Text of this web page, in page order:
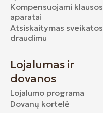
Kompensuojami klausos
aparatai
Atsiskaitymas sveikatos
draudimu
Lojalumas ir
dovanos
Lojalumo programa
Dovanų kortelė